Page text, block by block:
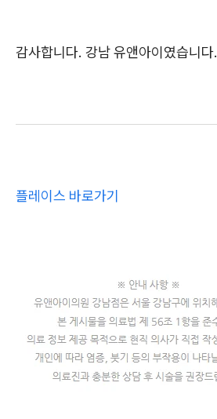
감사합니다. 강남 유앤아이였습니다.
플레이스 바로가기